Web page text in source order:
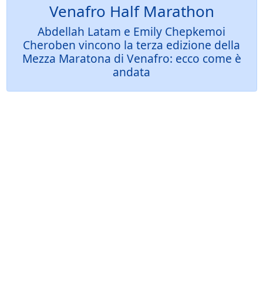
Venafro Half Marathon
Abdellah Latam e Emily Chepkemoi
Cheroben vincono la terza edizione della
Mezza Maratona di Venafro: ecco come è
andata